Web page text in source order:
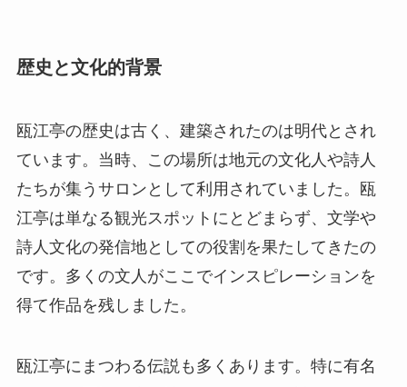
江亭は単なる観光スポットにとどまらず、文学や
です。多くの文人がここでインスピレーションを
得て作品を残しました。
瓯江亭にまつわる伝説も多くあります。特に有名
なのは、瓯江の水の清らかさを称える詩です。こ
の詩は、瓯江の川面に映る月を詠ったもので、そ
の美しさは今もなお景勝地としての評価を高めて
せながら、その自然美を堪能することができるで